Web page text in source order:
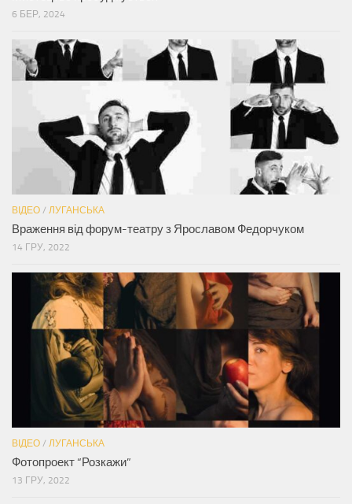
6 БЕР, 2024
ВІДЕО / ЛУГАНСЬКА
Враження від форум-театру з Ярославом Федорчуком
14 ГРУ, 2022
ВІДЕО / ЛУГАНСЬКА
Фотопроект “Розкажи”
13 ГРУ, 2022